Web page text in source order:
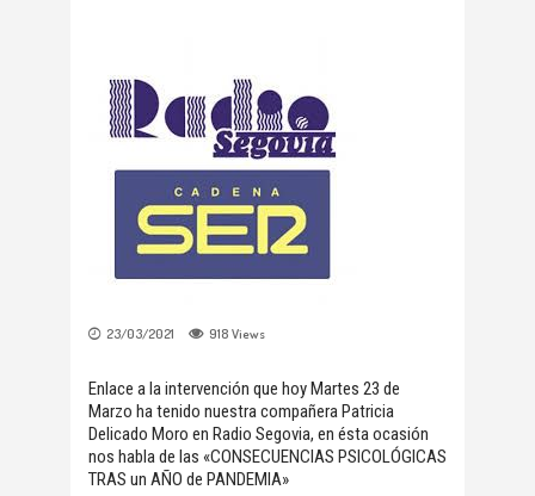
23/03/2021 918 Views
Enlace a la intervención que hoy Martes 23 de
Marzo ha tenido nuestra compañera Patricia
Delicado Moro en Radio Segovia, en ésta ocasión
nos habla de las «CONSECUENCIAS PSICOLÓGICAS
TRAS un AÑO de PANDEMIA»